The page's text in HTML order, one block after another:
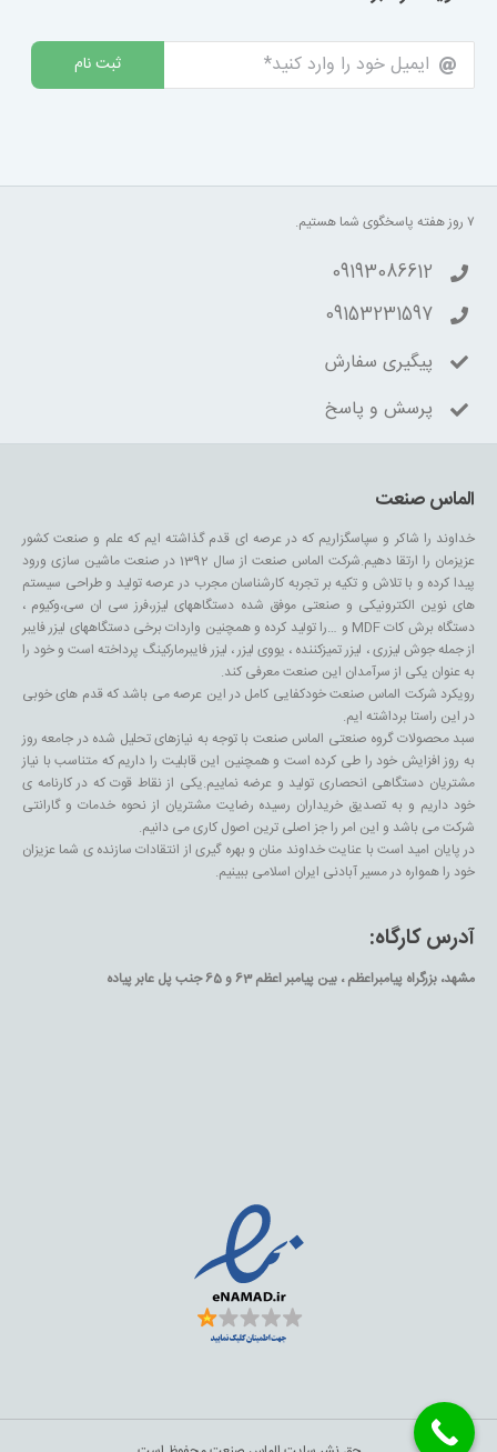
ثبت نام
۷ روز هفته پاسخگوی شما هستیم.
09193086612
09153231597
پیگیری سفارش
پرسش و پاسخ
الماس صنعت
خداوند را شاکر و سپاسگزاریم که در عرصه ای قدم گذاشته ایم که علم و صنعت کشور
عزیزمان را ارتقا دهیم.شرکت الماس صنعت از سال 1392 در صنعت ماشین سازی ورود
پیدا کرده و با تلاش و تکیه بر تجربه کارشناسان مجرب در عرصه تولید و طراحی سیستم
های نوین الکترونیکی و صنعتی موفق شده دستگاههای لیزر،فرز سی ان سی،وکیوم ،
دستگاه برش کات MDF و …را تولید کرده و همچنین واردات برخی دستگاههای لیزر فایبر
از جمله جوش لیزری ، لیزر تمیزکننده ، یووی لیزر ، لیزر فایبرمارکینگ پرداخته است و خود را
به عنوان یکی از سرآمدان این صنعت معرفی کند.
رویکرد شرکت الماس صنعت خودکفایی کامل در این عرصه می باشد که قدم های خوبی
در این راستا برداشته ایم.
سبد محصولات گروه صنعتی الماس صنعت با توجه به نیازهای تحلیل شده در جامعه روز
به روز افزایش خود را طی کرده است و همچنین این قابلیت را داریم که متناسب با نیاز
مشتریان دستگاهی انحصاری تولید و عرضه نماییم.یکی از نقاط قوت که در کارنامه ی
خود داریم و به تصدیق خریداران رسیده رضایت مشتریان از نحوه خدمات و گارانتی
شرکت می باشد و این امر را جز اصلی ترین اصول کاری می دانیم.
در پایان امید است با عنایت خداوند منان و بهره گیری از انتقادات سازنده ی شما عزیزان
خود را همواره در مسیر آبادنی ایران اسلامی ببینیم.
آدرس کارگاه:
مشهد، بزرگراه پیامبراعظم ، بین پیامبر اعظم 63 و 65 جنب پل عابر پیاده